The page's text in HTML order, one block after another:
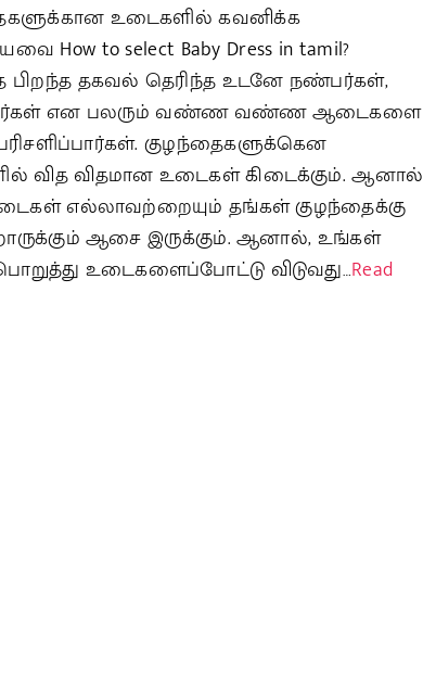
உடைகளில் கவனிக்க
How to select Baby Dress in tamil?
பிறந்த தகவல் தெரிந்த உடனே நண்பர்கள்,
என பலரும் வண்ண வண்ண ஆடைகளை
குழந்தைகளுக்கென
வித விதமான உடைகள் கிடைக்கும். ஆனால்
எல்லாவற்றையும் தங்கள் குழந்தைக்கு
ஆசை இருக்கும். ஆனால், உங்கள்
உடைகளைப்போட்டு விடுவது…Read